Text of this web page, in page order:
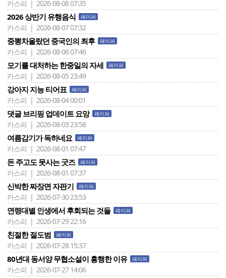
카스피 | 2026-08-08 07:35
2026 상반기 유행음식 페이퍼
카스피 | 2026-08-07 07:32
중뽕차올랐던 중국인의 최후 페이퍼
카스피 | 2026-08-06 07:46
모기를 대처하는 한중일의 자세 페이퍼
카스피 | 2026-08-05 23:49
강아지 지능 티어표 페이퍼
카스피 | 2026-08-04 00:01
댓글 브리핑 업데이트 요망 페이퍼
카스피 | 2026-08-03 23:58
여름감기가 독하네요 페이퍼
카스피 | 2026-08-01 07:47
돈 주고도 못사는 굿즈 페이퍼
카스피 | 2026-08-01 07:37
신박한 짜장면 자판기 페이퍼
카스피 | 2026-07-30 23:53
연령대별 인생에서 후회되는 것들 페이퍼
카스피 | 2026-07-29 22:16
친절한 절도범 페이퍼
카스피 | 2026-07-28 15:37
80년대 동서양 무협소설이 흥행한 이유 페이퍼
카스피 | 2026-07-27 14:06